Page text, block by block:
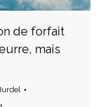
de forfait
mais